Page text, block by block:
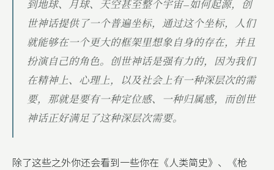
到地球、月球、天空甚至整个宇宙—如何起源，创
世神话提供了一个普遍坐标，通过这个坐标，人们
就能够在一个更大的框架里想象自身的存在，并且
扮演自己的角色。创世神话是强有力的，因为我们
在精神上、心理上，以及社会上有一种深层次的需
要，那就是要有一种定位感、一种归属感，而创世
神话正好满足了这种深层次需要。
除了这些之外你还会看到一些你在《人类简史》、《枪